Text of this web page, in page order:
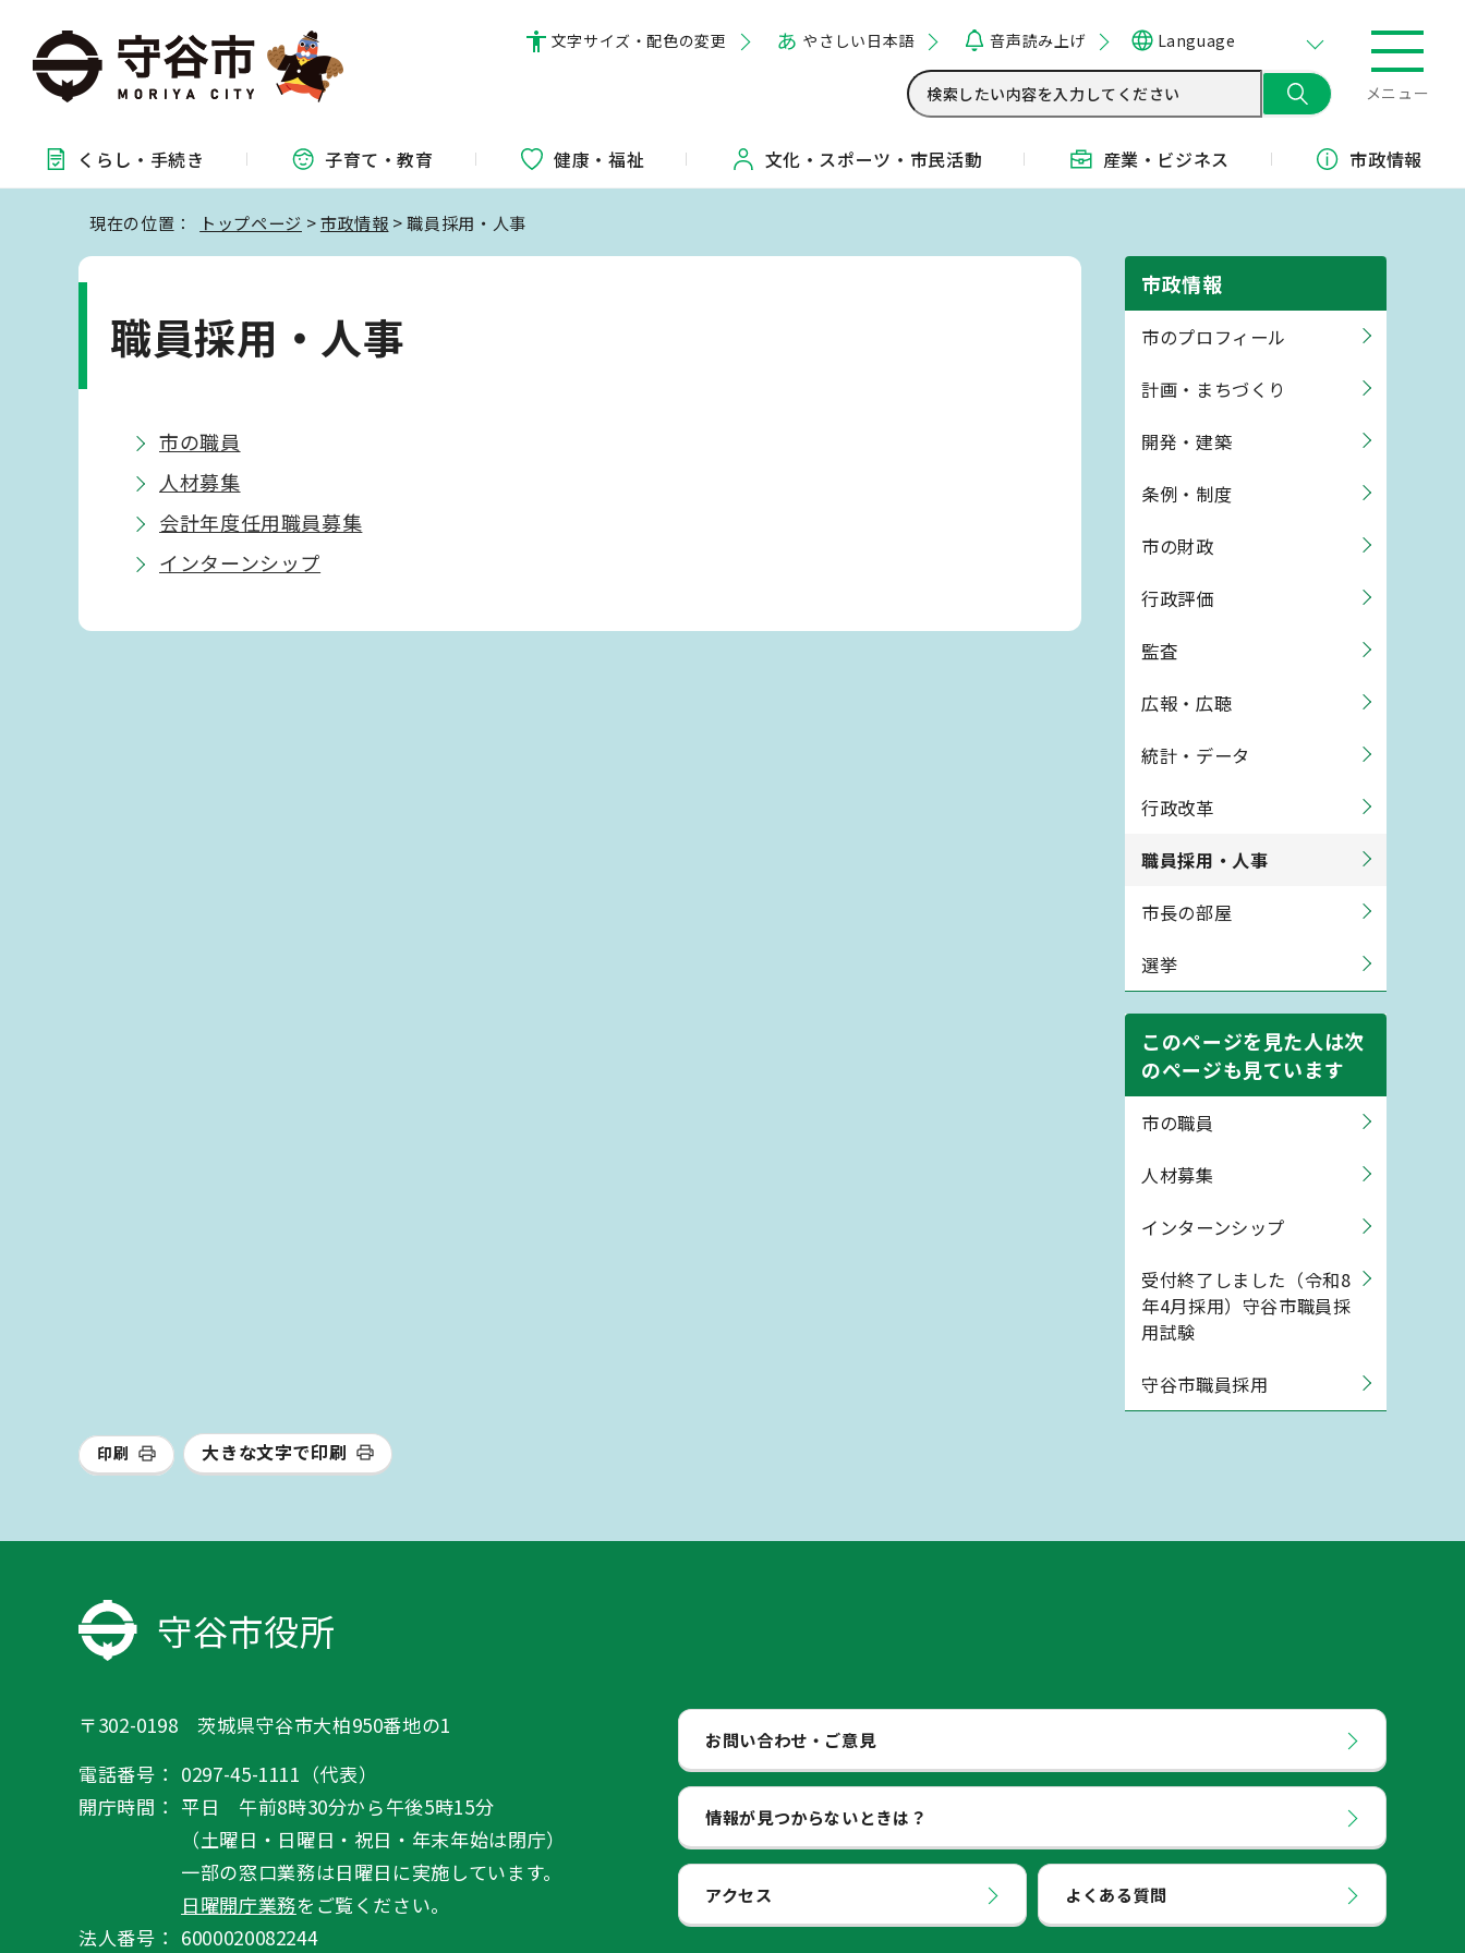
文字サイズ・配色の変更 やさしい日本語 音声読み上げ Language
メニュー
くらし・ 手続き 子育て・教育 健康・福祉 文化・ スポーツ・ 市民活動 産業・ ビジネス 市政情報
現在の位置： トップページ >市政情報 > 職員採用・人事
職員採用・人事
市の職員
人材募集
会計年度任用職員募集
インターンシップ
市政情報
市のプロフィール
計画・まちづくり
開発・建築
条例・制度
市の財政
行政評価
監査
広報・広聴
統計・データ
行政改革
職員採用・人事
市長の部屋
選挙
このページを見た人は次
のページも見ています
市の職員
人材募集
インターンシップ
受付終了しました（令和8
年4月採用）守谷市職員採
用試験
守谷市職員採用
印刷 大きな文字で印刷
守谷市役所
〒302-0198 茨城県守谷市大柏950番地の1
電話番号： 0297-45-1111（代表）
開庁時間： 平日 午前8時30分から午後5時15分
（土曜日・日曜日・祝日・年末年始は閉庁）
一部の窓口業務は日曜日に実施しています。
日曜開庁業務をご覧ください。
法人番号： 6000020082244
お問い合わせ・ご意見
情報が見つからないときは？
アクセス よくある質問